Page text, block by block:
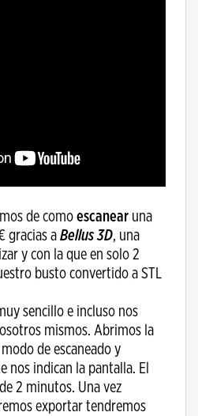
de como escanear una
gracias a Bellus 3D, una
y con la que en solo 2
busto convertido a STL
sencillo e incluso nos
mismos. Abrimos la
de escaneado y
nos indican la pantalla. El
2 minutos. Una vez
exportar tendremos